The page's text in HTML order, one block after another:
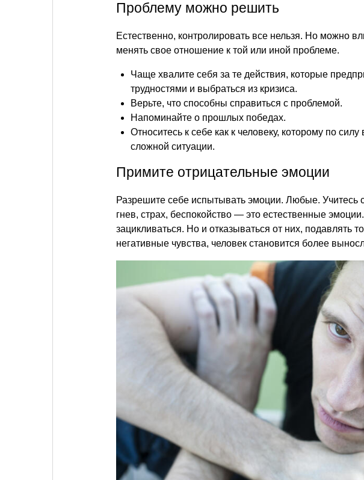
Проблему можно решить
Естественно, контролировать все нельзя. Но можно
менять свое отношение к той или иной проблеме.
Чаще хвалите себя за те действия, которые
трудностями и выбраться из кризиса.
Верьте, что способны справиться с проблемой.
Напоминайте о прошлых победах.
Относитесь к себе как к человеку, которому по
сложной ситуации.
Примите отрицательные эмоции
Разрешите себе испытывать эмоции. Любые. Учитесь
гнев, страх, беспокойство — это естественные
зацикливаться. Но и отказываться от них, подавлять
негативные чувства, человек становится более